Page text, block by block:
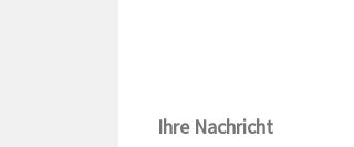
Ihre Nachricht